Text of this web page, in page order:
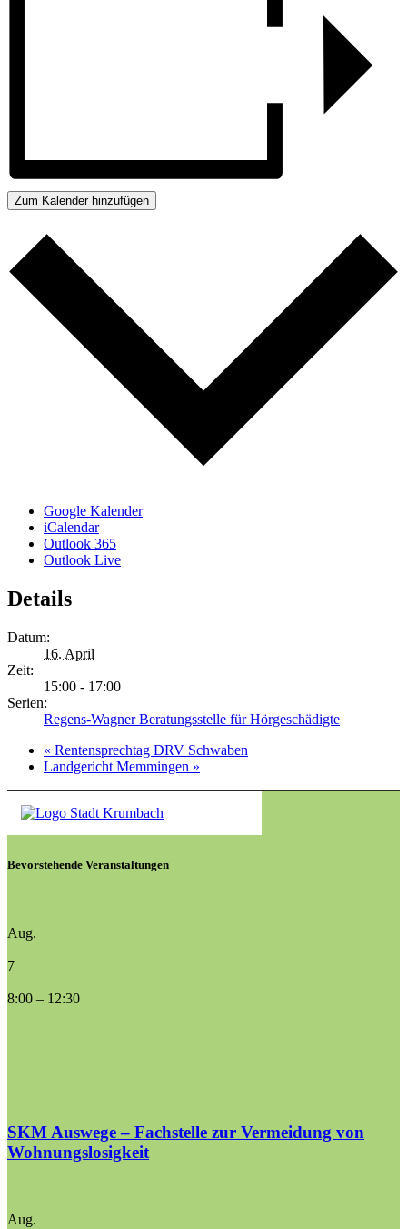
Zum Kalender hinzufügen
Google Kalender
iCalendar
Outlook 365
Outlook Live
Details
Datum:
16. April
Zeit:
15:00 - 17:00
Serien:
Regens-Wagner Beratungsstelle für Hörgeschädigte
« Rentensprechtag DRV Schwaben
Landgericht Memmingen »
Bevorstehende Veranstaltungen
Aug.
7
8:00 – 12:30
SKM Auswege – Fachstelle zur Vermeidung von
Wohnungslosigkeit
Aug.